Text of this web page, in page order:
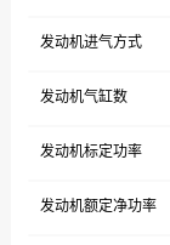
发动机进气方式
发动机气缸数
发动机标定功率
发动机额定净功率